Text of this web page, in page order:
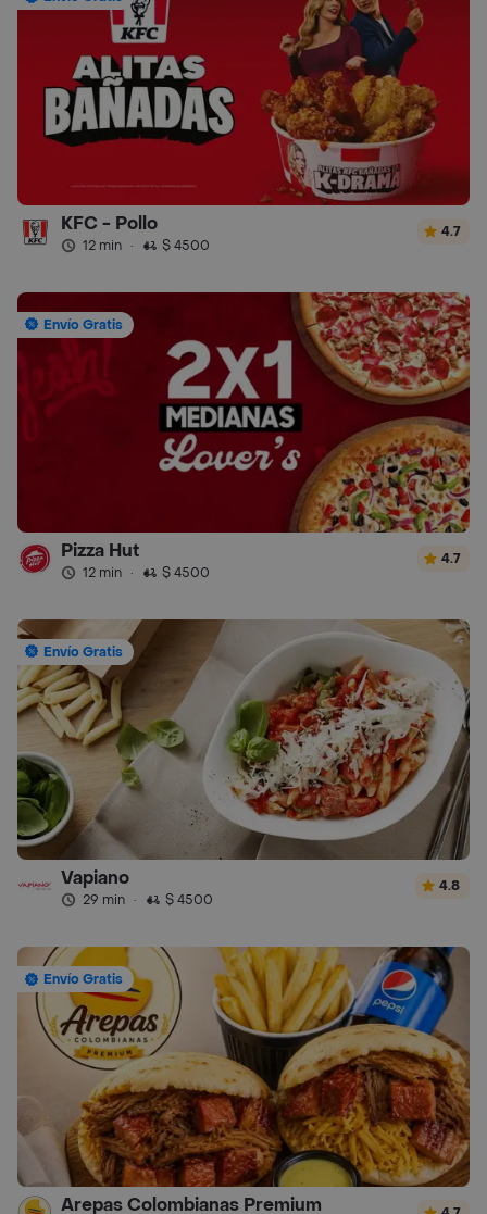
KFC - Pollo
12 min · $ 4500
4.7
Envío Gratis
Pizza Hut
12 min · $ 4500
4.7
Envío Gratis
Vapiano
29 min · $ 4500
4.8
Envío Gratis
Arepas Colombianas Premium